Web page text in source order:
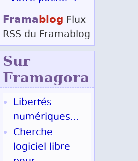
Framablog Flux
RSS du Framablog
Sur
Framagora
Libertés
numériques...
Cherche
logiciel libre